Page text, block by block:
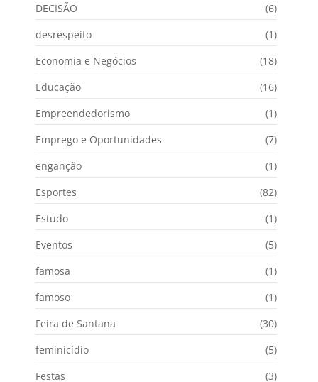
DECISÃO
(6)
desrespeito
(1)
Economia e Negócios
(18)
Educação
(16)
Empreendedorismo
(1)
Emprego e Oportunidades
(7)
enganção
(1)
Esportes
(82)
Estudo
(1)
Eventos
(5)
famosa
(1)
famoso
(1)
Feira de Santana
(30)
feminicídio
(5)
Festas
(3)